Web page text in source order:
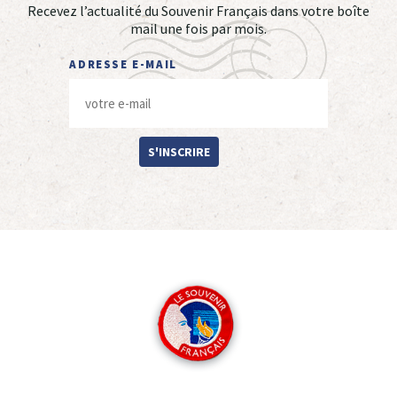
Recevez l’actualité du Souvenir Français dans votre boîte
mail une fois par mois.
ADRESSE E-MAIL
S'INSCRIRE